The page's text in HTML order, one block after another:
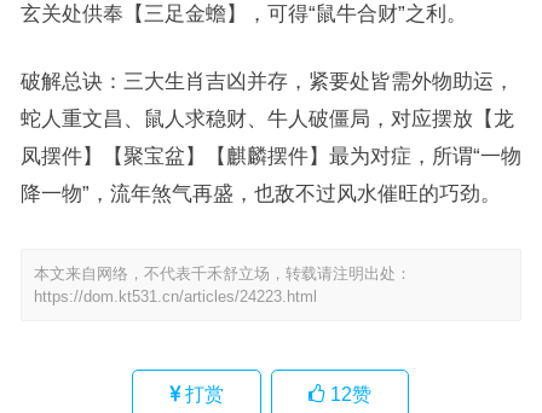
玄关处供奉【三足金蟾】，可得“鼠牛合财”之利。
破解总诀：三大生肖吉凶并存，紧要处皆需外物助运，
蛇人重文昌、鼠人求稳财、牛人破僵局，对应摆放【龙
凤摆件】【聚宝盆】【麒麟摆件】最为对症，所谓“一物
降一物”，流年煞气再盛，也敌不过风水催旺的巧劲。
本文来自网络，不代表千禾舒立场，转载请注明出处：
https://dom.kt531.cn/articles/24223.html
打赏 12赞